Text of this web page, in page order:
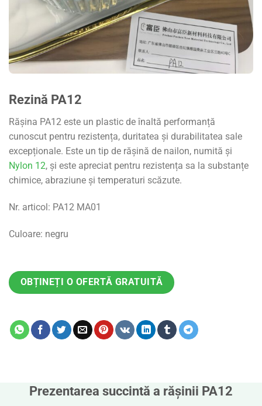
Rezină PA12
Rășina PA12 este un plastic de înaltă performanță
cunoscut pentru rezistența, duritatea și durabilitatea sale
excepționale. Este un tip de rășină de nailon, numită și
Nylon 12, și este apreciat pentru rezistența sa la substanțe
chimice, abraziune și temperaturi scăzute.
Nr. articol: PA12 MA01
Culoare: negru
OBȚINEȚI O OFERTĂ GRATUITĂ
Prezentarea succintă a rășinii PA12